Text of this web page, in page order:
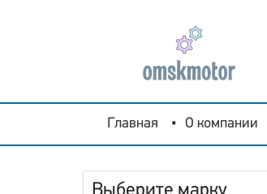
Главная О компании